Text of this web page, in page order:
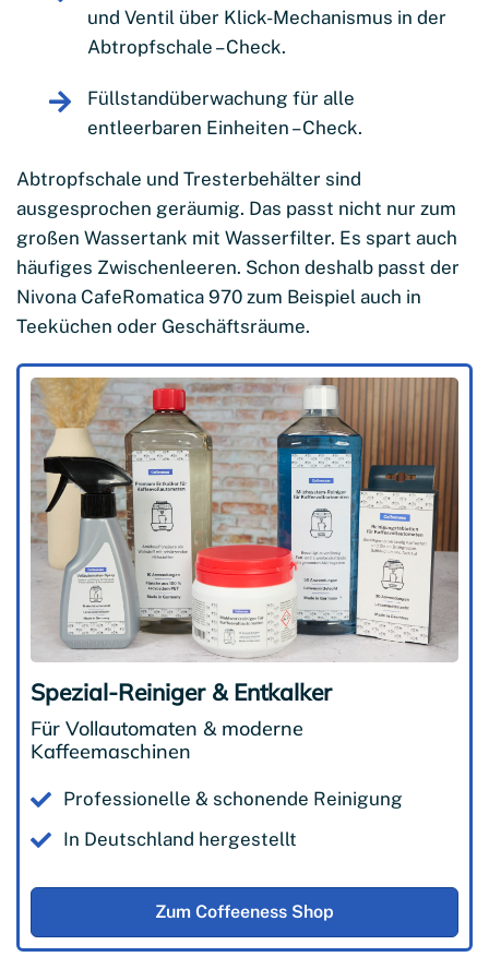
und Ventil über Klick-Mechanismus in der
Abtropfschale – Check.
Füllstandüberwachung für alle
entleerbaren Einheiten – Check.
Abtropfschale und Tresterbehälter sind
ausgesprochen geräumig. Das passt nicht nur zum
großen Wassertank mit Wasserfilter. Es spart auch
häufiges Zwischenleeren. Schon deshalb passt der
Nivona CafeRomatica 970 zum Beispiel auch in
Teeküchen oder Geschäftsräume.
Spezial-Reiniger & Entkalker
Für Vollautomaten & moderne
Kaffeemaschinen
Professionelle & schonende Reinigung
In Deutschland hergestellt
Zum Coffeeness Shop